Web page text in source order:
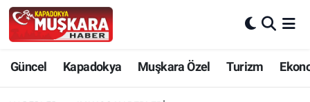
Güncel Kapadokya Muşkara Özel Turizm
Güncel
Nevşehir Hava Durumu